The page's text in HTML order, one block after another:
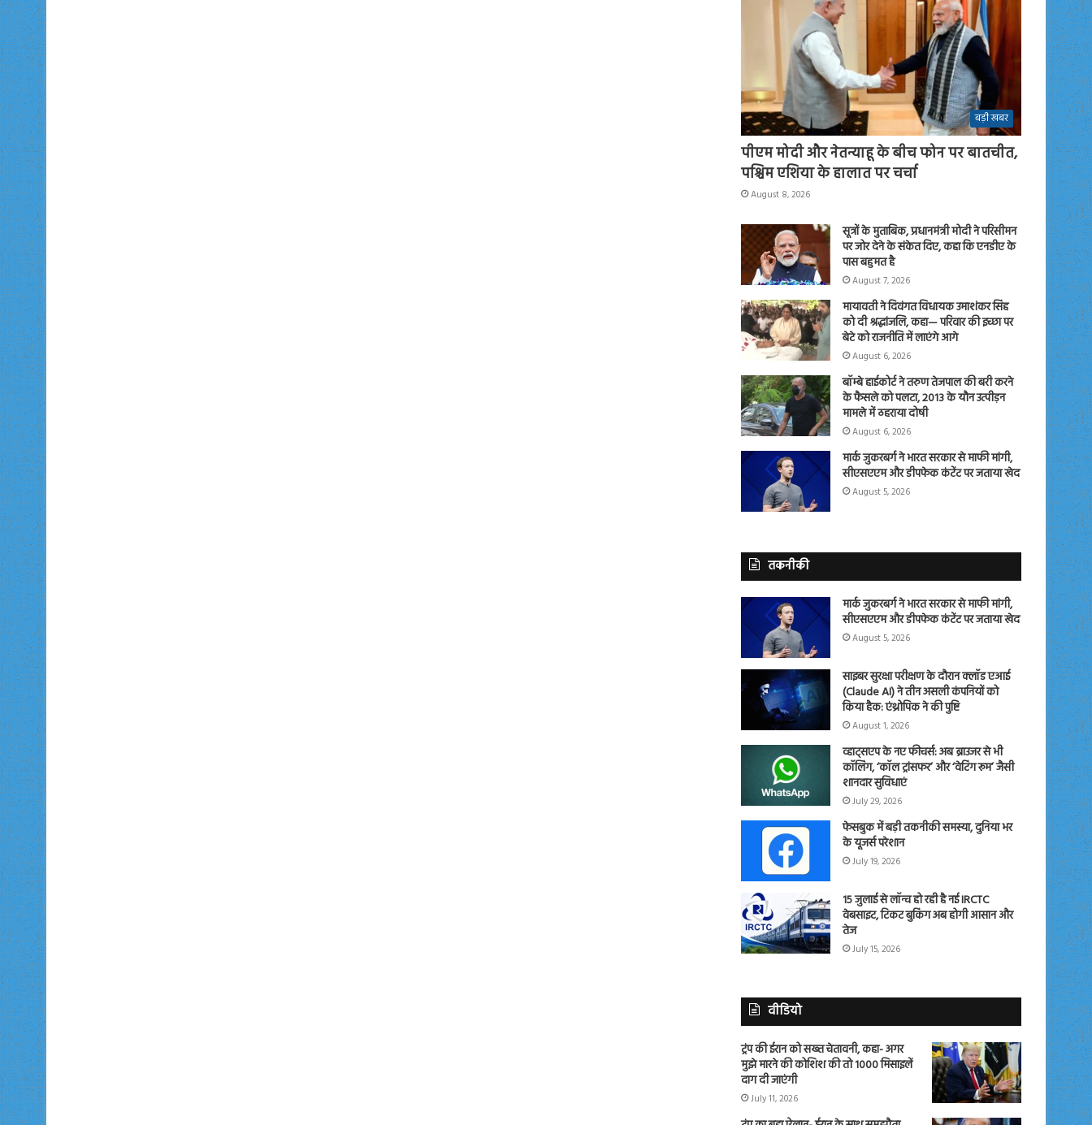
बड़ी खबर
पीएम मोदी और नेतन्याहू के बीच फोन पर बातचीत,
पश्चिम एशिया के हालात पर चर्चा
August 8, 2026
सूत्रों के मुताबिक, प्रधानमंत्री मोदी ने परिसीमन
पर जोर देने के संकेत दिए, कहा कि एनडीए के
पास बहुमत है
August 7, 2026
मायावती ने दिवंगत विधायक उमाशंकर सिंह
को दी श्रद्धांजलि, कहा— परिवार की इच्छा पर
बेटे को राजनीति में लाएंगे आगे
August 6, 2026
बॉम्बे हाईकोर्ट ने तरुण तेजपाल की बरी करने
के फैसले को पलटा, 2013 के यौन उत्पीड़न
मामले में ठहराया दोषी
August 6, 2026
मार्क जुकरबर्ग ने भारत सरकार से माफी मांगी,
सीएसएएम और डीपफेक कंटेंट पर जताया खेद
August 5, 2026
तकनीकी
मार्क जुकरबर्ग ने भारत सरकार से माफी मांगी,
सीएसएएम और डीपफेक कंटेंट पर जताया खेद
August 5, 2026
साइबर सुरक्षा परीक्षण के दौरान क्लॉड एआई
(Claude AI) ने तीन असली कंपनियों को
किया हैक: एंथ्रोपिक ने की पुष्टि
August 1, 2026
व्हाट्सएप के नए फीचर्स: अब ब्राउजर से भी
कॉलिंग, ‘कॉल ट्रांसफर’ और ‘वेटिंग रूम’ जैसी
शानदार सुविधाएं
July 29, 2026
फेसबुक में बड़ी तकनीकी समस्या, दुनिया भर
के यूजर्स परेशान
July 19, 2026
15 जुलाई से लॉन्च हो रही है नई IRCTC
वेबसाइट, टिकट बुकिंग अब होगी आसान और
तेज
July 15, 2026
वीडियो
ट्रंप की ईरान को सख्त चेतावनी, कहा- अगर
मुझे मारने की कोशिश की तो 1000 मिसाइलें
दाग दी जाएंगी
July 11, 2026